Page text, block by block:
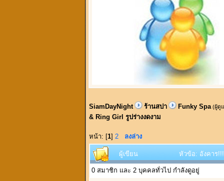
SiamDayNight ร้านสปา Funky Spa (ผู้ดู
& Ring Girl รูปร่างงดงาม
หน้า: [1] 2 ลงล่าง
ผู้เขียน หัวข้อ: อังคาร
0 สมาชิก และ 2 บุคคลทั่วไป กำลังดูอยู่